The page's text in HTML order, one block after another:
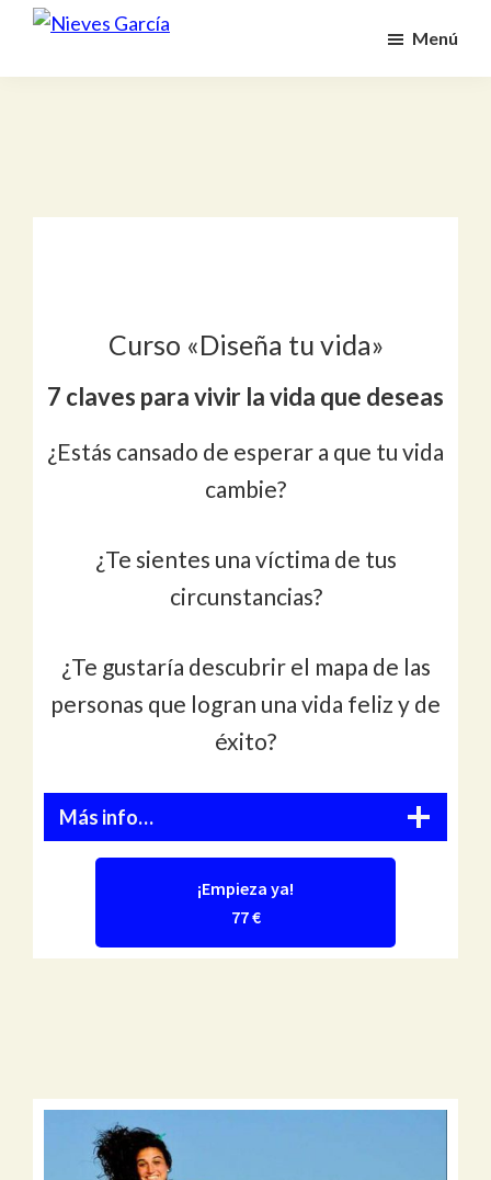
Saltar
contenido
García
Menú
Curso «Diseña tu vida»
7 claves para vivir la vida que deseas
¿Estás cansado de esperar a que tu vida
cambie?
¿Te sientes una víctima de tus
circunstancias?
¿Te gustaría descubrir el mapa de las
personas que logran una vida feliz y de
éxito?
Más info…
¡Empieza ya!
77 €